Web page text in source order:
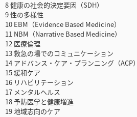
8 健康の社会的決定要因（SDH）
9 性の多様性
10 EBM（Evidence Based Medicine）
11 NBM（Narrative Based Medicine）
12 医療倫理
13 救急の場でのコミュニケーション
14 アドバンス・ケア・プランニング（ACP）
15 緩和ケア
16 リハビリテーション
17 メンタルヘルス
18 予防医学と健康増進
19 地域志向のケア